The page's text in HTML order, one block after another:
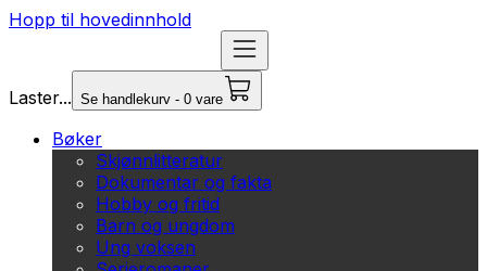
Hopp til hovedinnhold
Laster... Se handlekurv - 0 vare
Bøker
Skjønnlitteratur
Dokumentar og fakta
Hobby og fritid
Barn og ungdom
Ung voksen